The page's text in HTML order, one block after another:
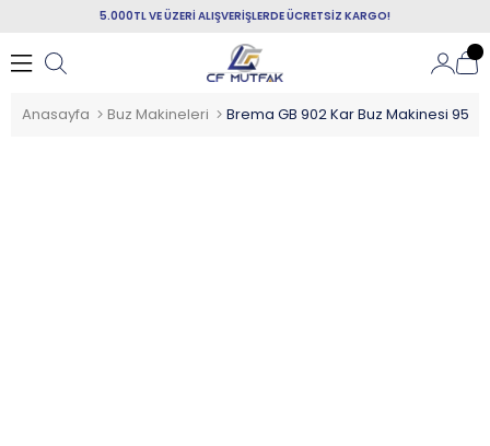
5.000TL VE ÜZERİ ALIŞVERİŞLERDE ÜCRETSİZ KARGO!
Anasayfa Buz Makineleri Brema GB 902 Kar Buz Makinesi 95